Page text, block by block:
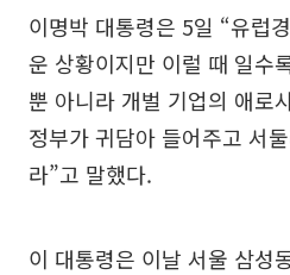
이명박 대통령은 5일 “유럽
운 상황이지만 이럴 때 일수
뿐 아니라 개벌 기업의 애로
정부가 귀담아 들어주고 서
라”고 말했다.
이 대통령은 이날 서울 삼성